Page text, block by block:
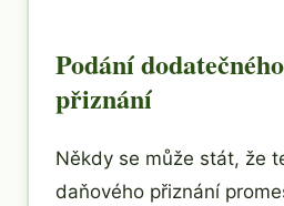
Podání
přiznání
Někdy se může stát, že
daňového přiznání